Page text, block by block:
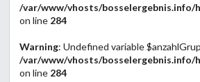
/var/www/vhosts/
on line 284
Warning: Undefined variable
/var/www/vhosts/
on line 284